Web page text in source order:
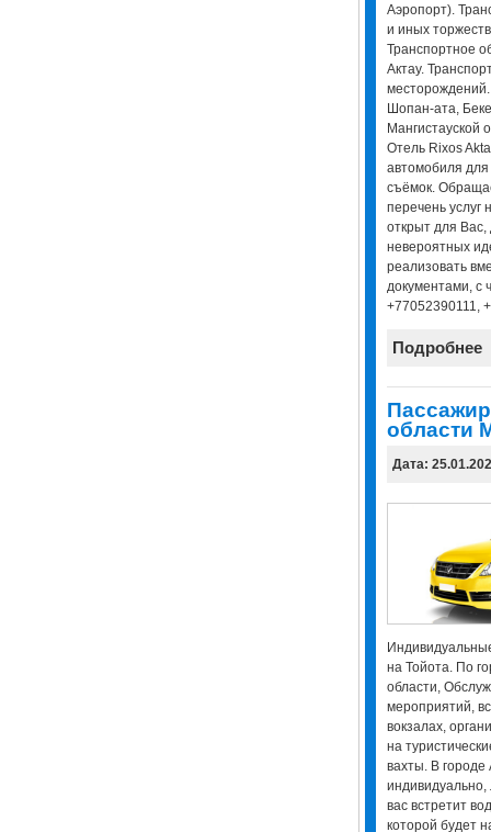
Аэропорт).
и иных
Транспортное
Актау.
Шопан-ата,
Мангистауской
Отель Rixos
автомобиля
съёмок.
перечень услуг
открыт для
невероятных
реализовать
документами, с
+77052390111,
Подробнее
области
Дата:
на Тойота. По
области,
мероприятий,
вокзалах,
на
вахты. В городе
вас встретит
которой будет